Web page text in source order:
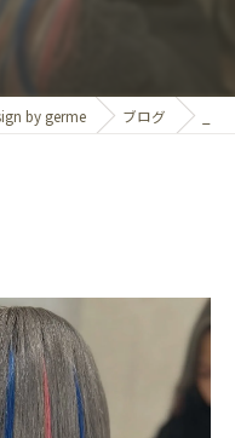
by germe ブログ